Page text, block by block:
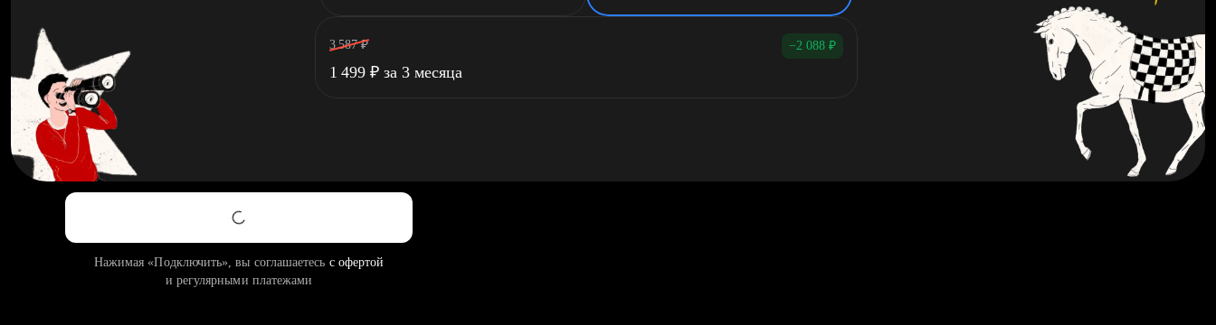
3 587 ₽ −2 088 ₽
1 499 ₽ за 3 месяца
Нажимая «Подключить», вы соглашаетесь с офертой
и регулярными платежами